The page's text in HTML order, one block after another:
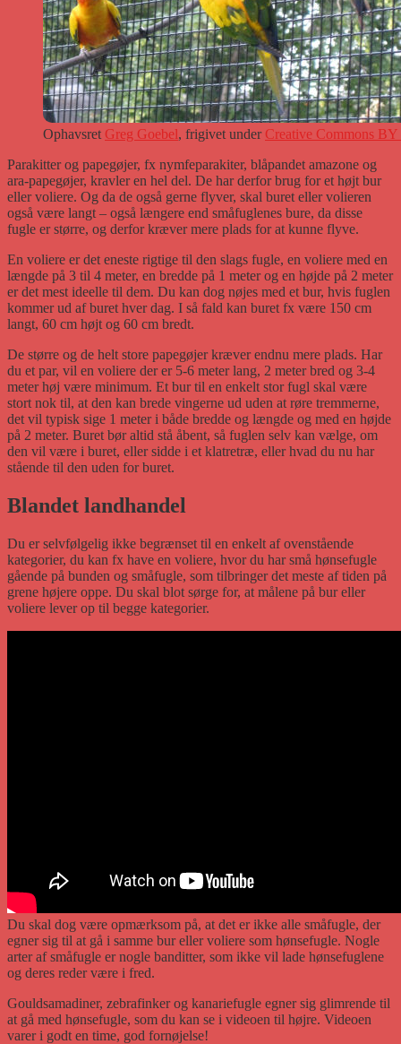
Ophavsret Greg Goebel, frigivet under Creative Commons
Parakitter og papegøjer, fx nymfeparakiter, blåpandet amazone og
ara-papegøjer, kravler en hel del. De har derfor brug for et højt bur
eller voliere. Og da de også gerne flyver, skal buret eller volieren
også være langt – også længere end småfuglenes bure, da disse
fugle er større, og derfor kræver mere plads for at kunne flyve.
En voliere er det eneste rigtige til den slags fugle, en voliere med en
længde på 3 til 4 meter, en bredde på 1 meter og en højde på 2 meter
er det mest ideelle til dem. Du kan dog nøjes med et bur, hvis fuglen
kommer ud af buret hver dag. I så fald kan buret fx være 150 cm
langt, 60 cm højt og 60 cm bredt.
De større og de helt store papegøjer kræver endnu mere plads. Har
du et par, vil en voliere der er 5-6 meter lang, 2 meter bred og 3-4
meter høj være minimum. Et bur til en enkelt stor fugl skal være
stort nok til, at den kan brede vingerne ud uden at røre tremmerne,
det vil typisk sige 1 meter i både bredde og længde og med en højde
på 2 meter. Buret bør altid stå åbent, så fuglen selv kan vælge, om
den vil være i buret, eller sidde i et klatretræ, eller hvad du nu har
stående til den uden for buret.
Blandet landhandel
Du er selvfølgelig ikke begrænset til en enkelt af ovenstående
kategorier, du kan fx have en voliere, hvor du har små hønsefugle
gående på bunden og småfugle, som tilbringer det meste af tiden på
grene højere oppe. Du skal blot sørge for, at målene på bur eller
voliere lever op til begge kategorier.
Du skal dog være opmærksom på, at det er ikke alle småfugle, der
egner sig til at gå i samme bur eller voliere som hønsefugle. Nogle
arter af småfugle er nogle banditter, som ikke vil lade hønsefuglene
og deres reder være i fred.
Gouldsamadiner, zebrafinker og kanariefugle egner sig glimrende til
at gå med hønsefugle, som du kan se i videoen til højre. Videoen
varer i godt en time, god fornøjelse!